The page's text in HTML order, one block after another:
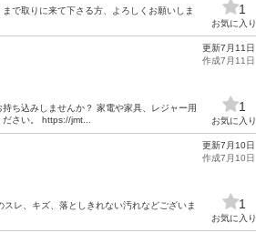
で取りに来て下さる方、よろしくお願いしま
1
お気に入り
込みしませんか？ 家電や家具、レジャー用
さい。 https://jmt...
更新7月11日
作成7月11日
1
お気に入り
レ、キズ、落としきれない汚れなどございま
更新7月10日
作成7月10日
1
お気に入り